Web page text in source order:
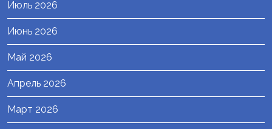
Июль 2026
Июнь 2026
Май 2026
Апрель 2026
Март 2026